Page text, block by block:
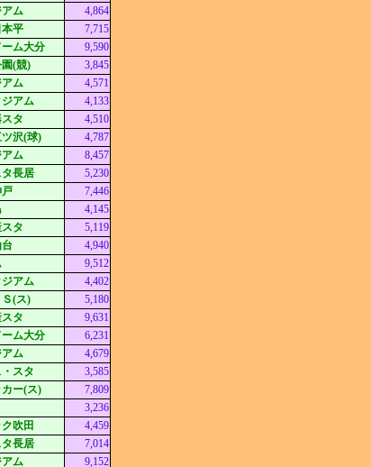
アム
4,864
平
7,715
ム大分
9,590
(競) 3,845
ム
4,571
アム
4,133
タ
4,510
沢(球)
4,787
ム
8,457
長居
5,230
7,446
4,145
タ
5,119
4,940
9,512
アム
4,402
(ス)
5,180
タ
9,631
ム大分
6,231
ム
4,679
スタ
3,585
ー(ス)
7,809
3,236
吹田 4,459
長居
7,014
アム
9,152